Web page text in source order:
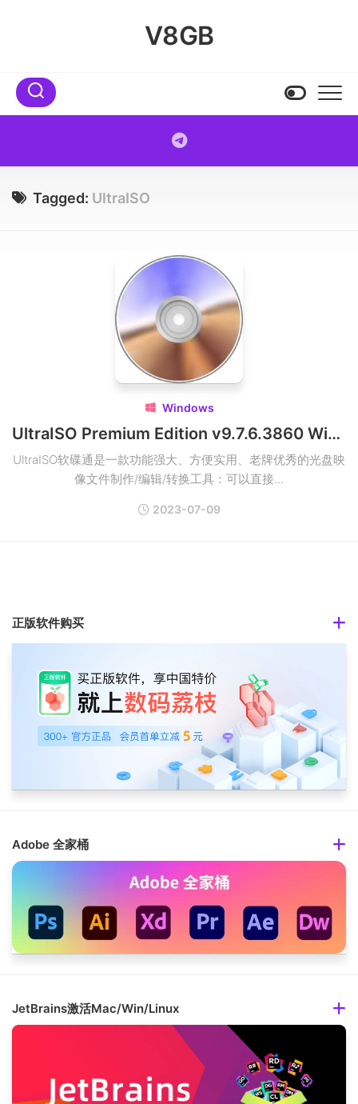
V8GB
Tagged: UltraISO
 Windows
UltraISO Premium Edition v9.7.6.3860 Win多语言破解版下载
UltraISO软碟通是一款功能强大、方便实用、老牌优秀的光盘映
像文件制作/编辑/转换工具：可以直接...
2023-07-09
正版软件购买
Adobe 全家桶
JetBrains激活Mac/Win/Linux